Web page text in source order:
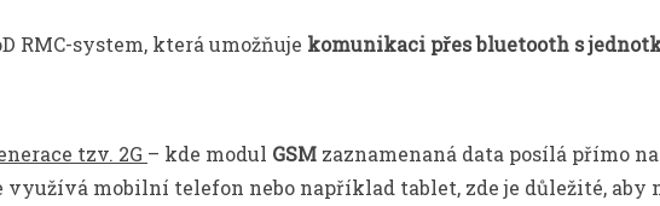
RMC-system, která umožňuje komunikaci přes bluetooth s
tzv. 2G – kde modul GSM zaznamenaná data posílá přímo na
využívá mobilní telefon nebo například tablet, zde je důležité, aby